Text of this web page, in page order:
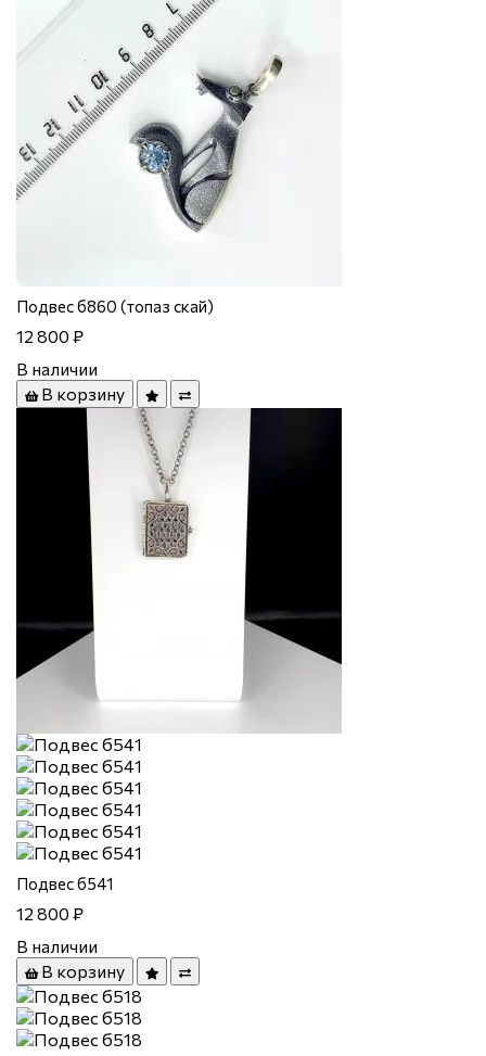
Подвес б860 (топаз скай)
12 800 ₽
В наличии
В корзину
Подвес б541
12 800 ₽
В наличии
В корзину